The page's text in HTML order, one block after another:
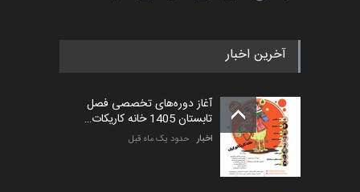
آخرین اخبار
آغاز دوره‌های تخصصی فصل
تابستان 1405 خانه کاریکات…
اخبار حدود یک ماه قبل